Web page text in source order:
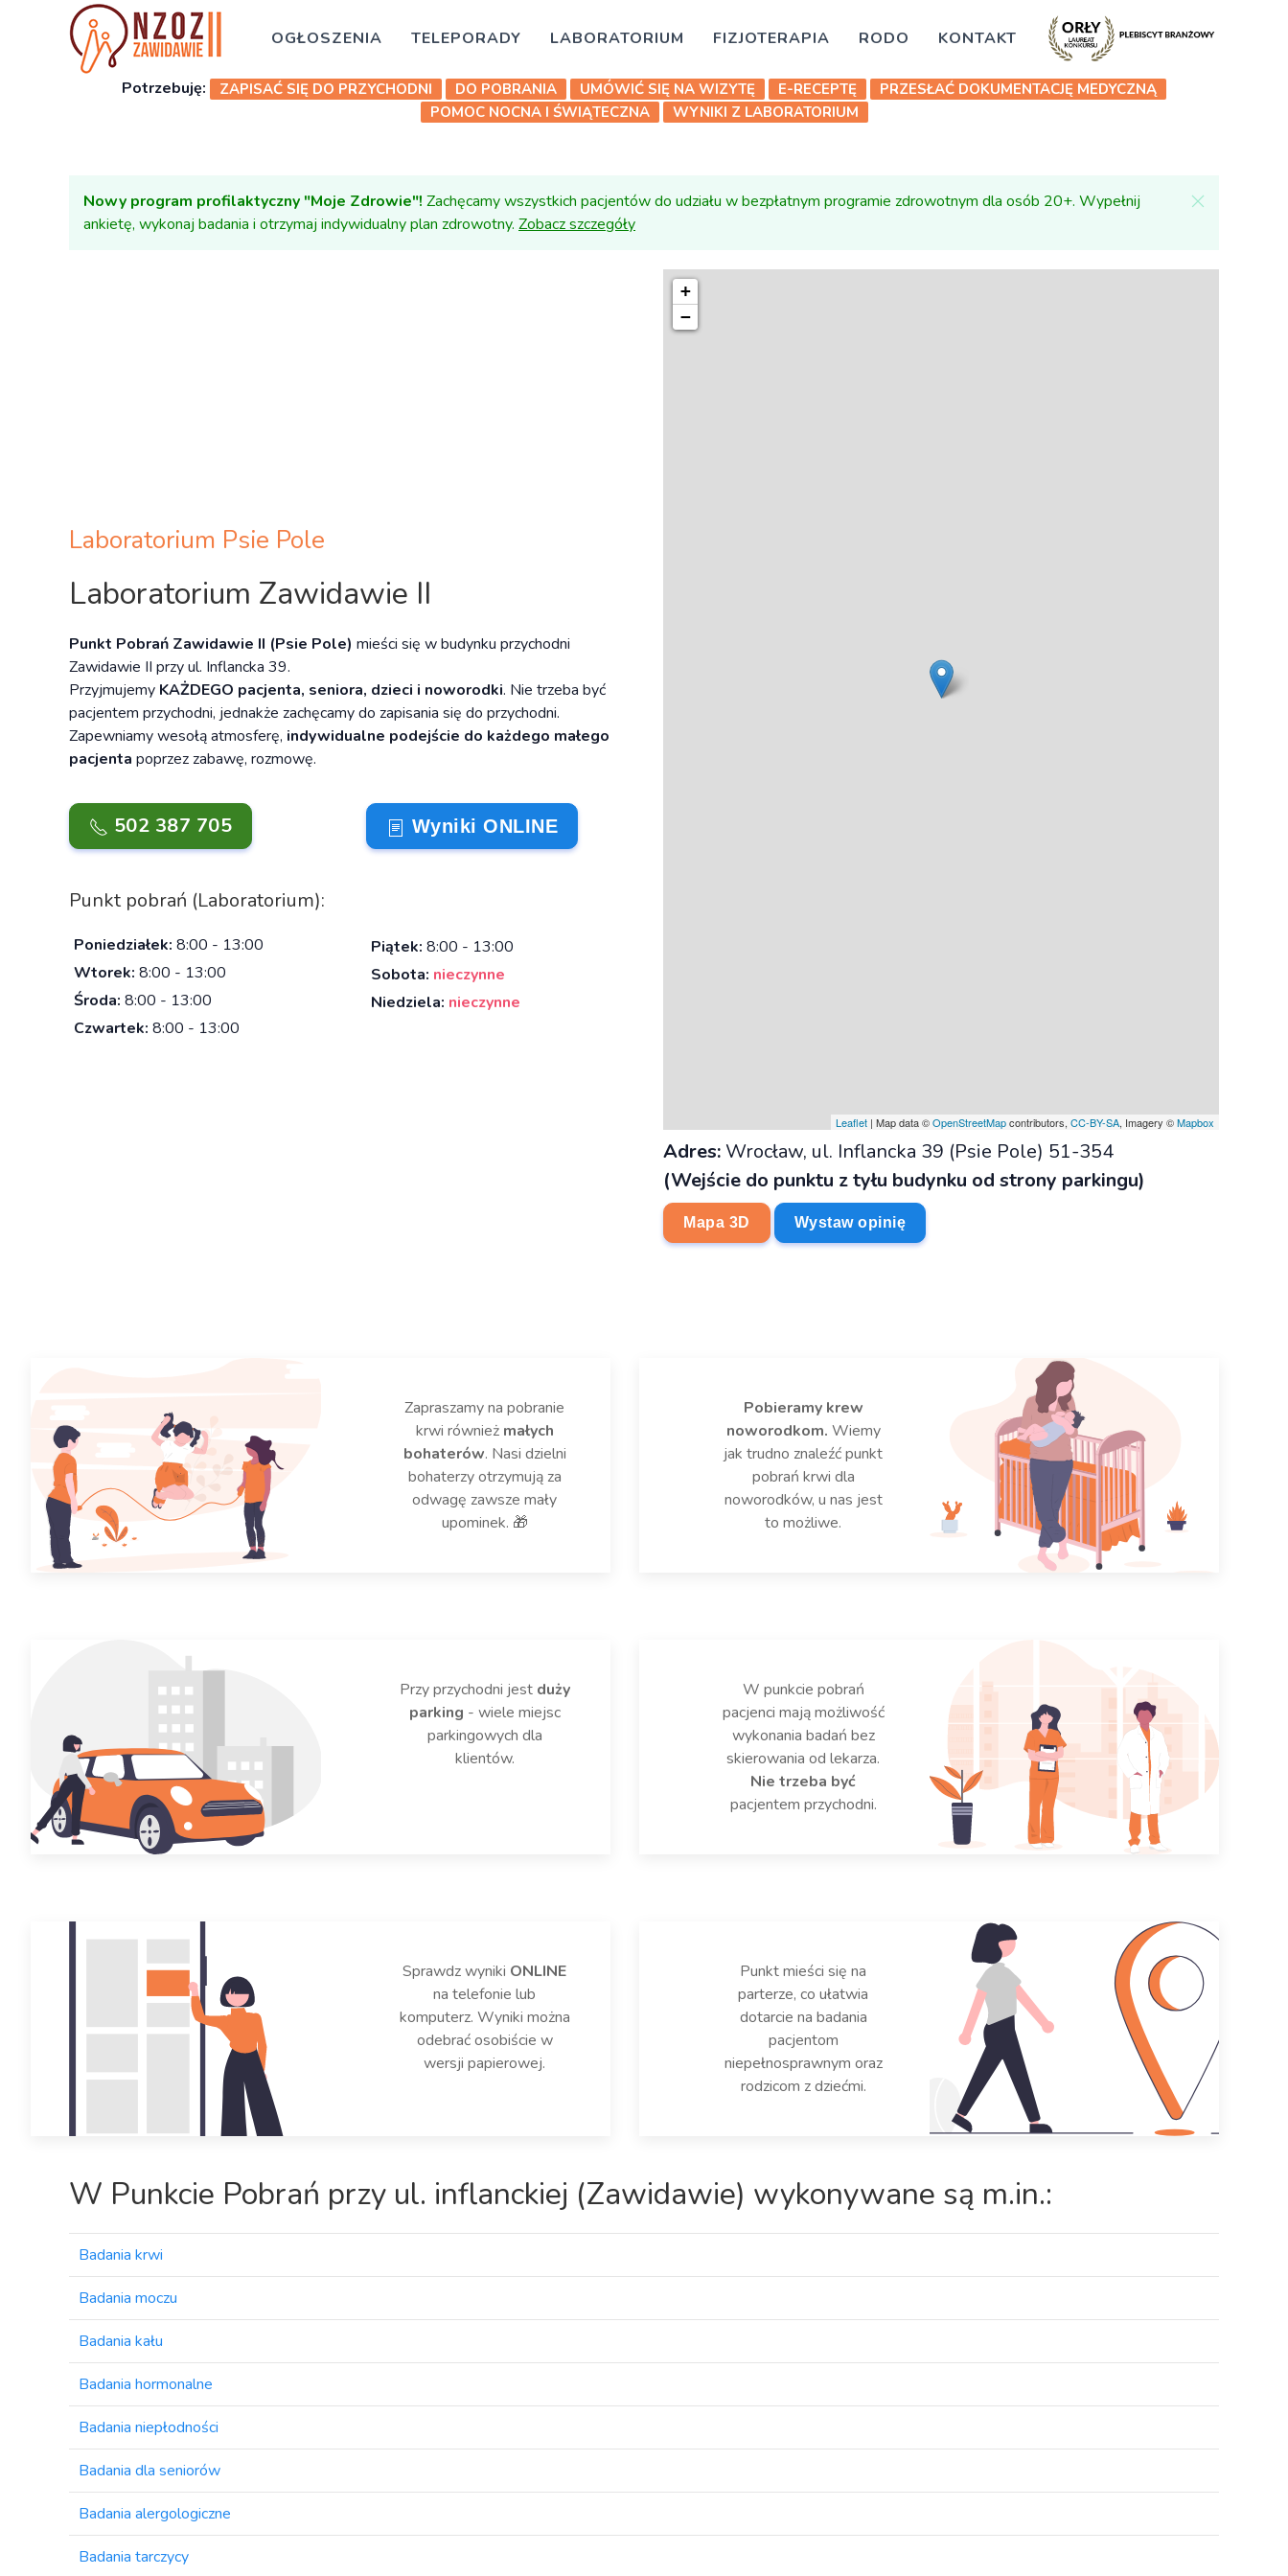
OGŁOSZENIA TELEPORADY LABORATORIUM FIZJOTERAPIA RODO KONTAKT
Potrzebuję: ZAPISAĆ SIĘ DO PRZYCHODNI DO POBRANIA UMÓWIĆ SIĘ NA WIZYTĘ E-RECEPTĘ
PRZESŁAĆ DOKUMENTACJĘ MEDYCZNĄ
POMOC NOCNA I ŚWIĄTECZNA
WYNIKI Z LABORATORIUM
Nowy program profilaktyczny "Moje Zdrowie"! Zachęcamy wszystkich pacjentów do udziału w bezpłatnym programie zdrowotnym dla osób 20+. Wypełnij
ankietę, wykonaj badania i otrzymaj indywidualny plan zdrowotny. Zobacz szczegóły
Laboratorium Psie Pole
Laboratorium Zawidawie II
Punkt Pobrań Zawidawie II (Psie Pole) mieści się w budynku przychodni
Zawidawie II przy ul. Inflancka 39.
Przyjmujemy KAŻDEGO pacjenta, seniora, dzieci i noworodki. Nie trzeba być
pacjentem przychodni, jednakże zachęcamy do zapisania się do przychodni.
Zapewniamy wesołą atmosferę, indywidualne podejście do każdego małego
pacjenta poprzez zabawę, rozmowę.
502 387 705 Wyniki ONLINE
Punkt pobrań (Laboratorium):
Poniedziałek: 8:00 - 13:00
Wtorek: 8:00 - 13:00
Środa: 8:00 - 13:00
Czwartek: 8:00 - 13:00
Piątek: 8:00 - 13:00
Sobota: nieczynne
Niedziela: nieczynne
+
−
Leaflet | Map data ©OpenStreetMapcontributors, CC-BY-SA, Imagery ©Mapbox
Adres: Wrocław, ul. Inflancka 39 (Psie Pole) 51-354
(Wejście do punktu z tyłu budynku od strony parkingu)
Mapa 3D Wystaw opinię
Zapraszamy na pobranie
krwi również małych
bohaterów. Nasi dzielni
bohaterzy otrzymują za
odwagę zawsze mały
upominek. 🎁
Pobieramy krew
noworodkom. Wiemy
jak trudno znaleźć punkt
pobrań krwi dla
noworodków, u nas jest
to możliwe.
Przy przychodni jest duży
parking - wiele miejsc
parkingowych dla
klientów.
W punkcie pobrań
pacjenci mają możliwość
wykonania badań bez
skierowania od lekarza.
Nie trzeba być
pacjentem przychodni.
Sprawdz wyniki ONLINE
na telefonie lub
komputerz. Wyniki można
odebrać osobiście w
wersji papierowej.
Punkt mieści się na
parterze, co ułatwia
dotarcie na badania
pacjentom
niepełnosprawnym oraz
rodzicom z dziećmi.
W Punkcie Pobrań przy ul. inflanckiej (Zawidawie) wykonywane są m.in.:
Badania krwi
Badania moczu
Badania kału
Badania hormonalne
Badania niepłodności
Badania dla seniorów
Badania alergologiczne
Badania tarczycy